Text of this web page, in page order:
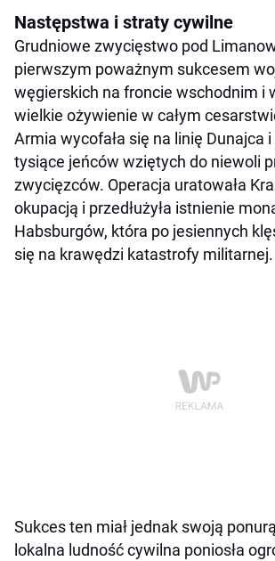
Następstwa i straty cywilne
Grudniowe zwycięstwo pod
pierwszym poważnym sukcesem
węgierskich na froncie wschodnim i
wielkie ożywienie w całym
Armia wycofała się na linię Dunajca
tysiące jeńców wziętych do niewoli
zwycięzców. Operacja uratowała
okupacją i przedłużyła istnienie
Habsburgów, która po jesiennych
się na krawędzi katastrofy militarnej.
Sukces ten miał jednak swoją
lokalna ludność cywilna poniosła